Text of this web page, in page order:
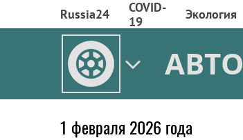
Russia24
COVID-
19
Экология
АВТО
1 февраля 2026 года